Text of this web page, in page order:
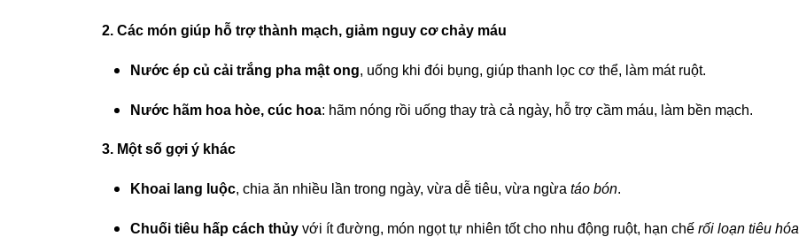
2. Các món giúp hỗ trợ thành mạch, giảm nguy cơ chảy máu
Nước ép củ cải trắng pha mật ong, uống khi đói bụng, giúp thanh lọc cơ thể, làm mát ruột.
Nước hãm hoa hòe, cúc hoa: hãm nóng rồi uống thay trà cả ngày, hỗ trợ cầm máu, làm bền mạch.
3. Một số gợi ý khác
Khoai lang luộc, chia ăn nhiều lần trong ngày, vừa dễ tiêu, vừa ngừa táo bón.
Chuối tiêu hấp cách thủy với ít đường, món ngọt tự nhiên tốt cho nhu động ruột, hạn chế rối loạn tiêu hóa